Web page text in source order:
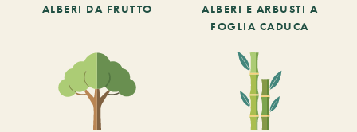
ALBERI DA FRUTTO
ALBERI E ARBUSTI A
FOGLIA CADUCA